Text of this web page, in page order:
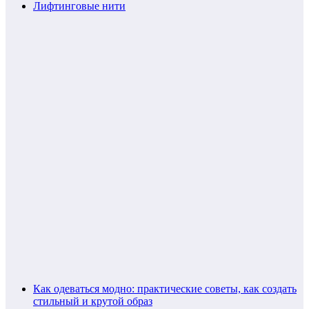
Лифтинговые нити
Как одеваться модно: практические советы, как создать
стильный и крутой образ